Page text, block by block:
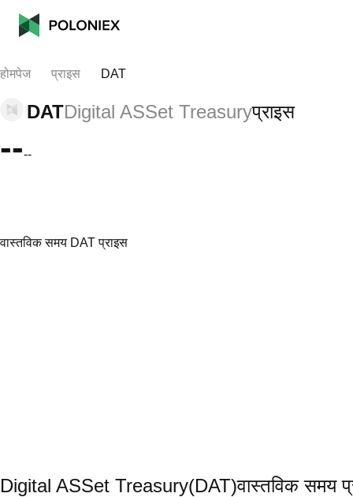
होमपेज प्राइस DAT
DATDigital ASSet Treasuryप्राइस
----
वास्तविक समय DAT प्राइस
Digital ASSet Treasury(DAT)वास्तविक समय